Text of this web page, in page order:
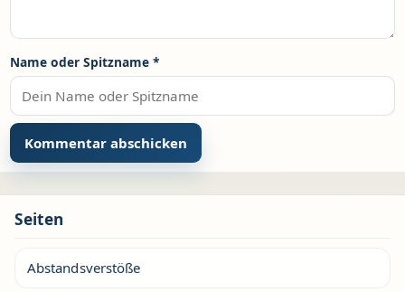
Name oder Spitzname *
Seiten
Abstandsverstöße